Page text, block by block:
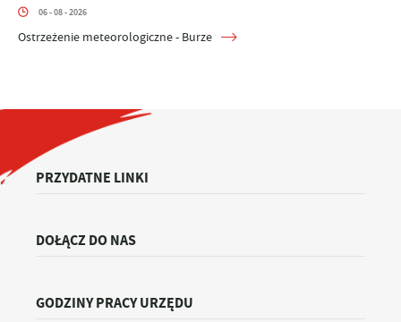
06 - 08 - 2026
Ostrzeżenie meteorologiczne - Burze
PRZYDATNE LINKI
DOŁĄCZ DO NAS
GODZINY PRACY URZĘDU